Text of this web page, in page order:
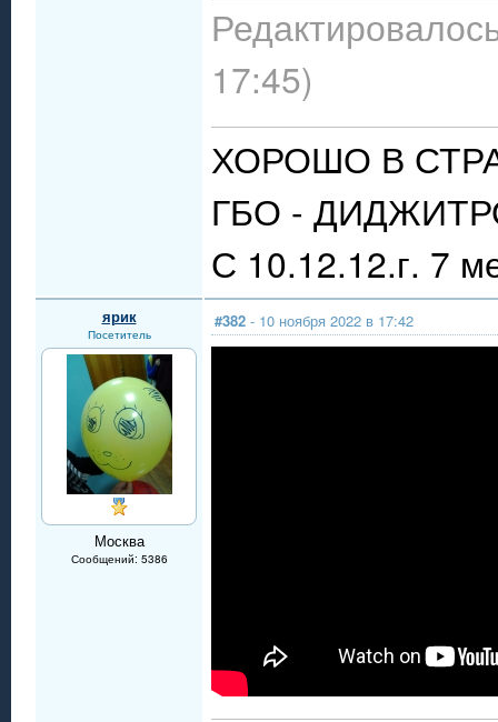
17:45)
ХОРОШО В
ГБО -
С 10.12.12.г. 7
ярик
Посетитель
Москва
Сообщений: 5386
#382 - 10 ноября 2022 в 17:42